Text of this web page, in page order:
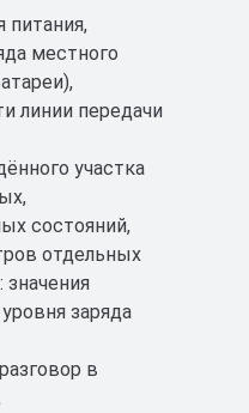
питания,
местного
линии передачи
участка
состояний,
отдельных
значения
заряда
в